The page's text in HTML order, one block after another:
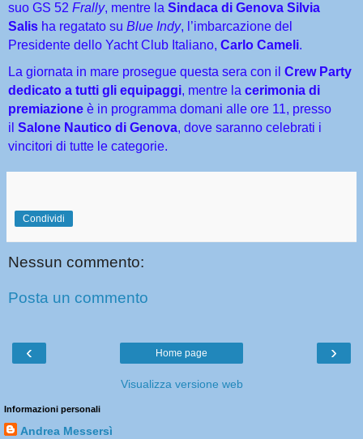
suo GS 52 Frally, mentre la Sindaca di Genova Silvia
Salis ha regatato su Blue Indy, l’imbarcazione del
Presidente dello Yacht Club Italiano, Carlo Cameli.
La giornata in mare prosegue questa sera con il Crew Party
dedicato a tutti gli equipaggi, mentre la cerimonia di
premiazione è in programma domani alle ore 11, presso
il Salone Nautico di Genova, dove saranno celebrati i
vincitori di tutte le categorie.
Condividi
Nessun commento:
Posta un commento
‹ ›
Home page
Visualizza versione web
Informazioni personali
Andrea Messersì